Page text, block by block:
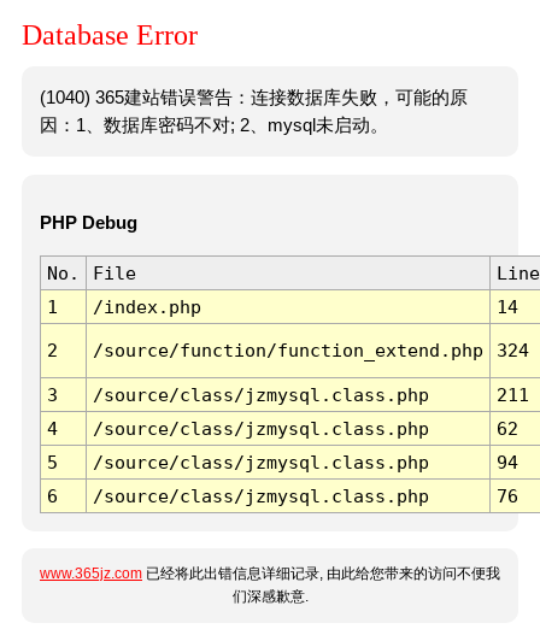
Database Error
(1040) 365建站错误警告：连接数据库失败，可能的原
因：1、数据库密码不对; 2、mysql未启动。
PHP Debug
No. File
Line
1
/index.php 14
2 /source/function/function_extend.php 324
3 /source/class/jzmysql.class.php
211
4
/source/class/jzmysql.class.php
62
5
/source/class/jzmysql.class.php
94
6
/source/class/jzmysql.class.php 76
www.365jz.com 已经将此出错信息详细记录, 由此给您带来的访问不便我
们深感歉意.